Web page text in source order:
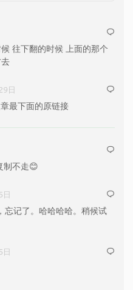
往下翻的时候 上面的那个
日
最下面的原链接
制不走😊
日
忘记了。哈哈哈哈。稍候试
日